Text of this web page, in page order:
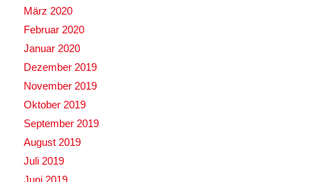
März 2020
Februar 2020
Januar 2020
Dezember 2019
November 2019
Oktober 2019
September 2019
August 2019
Juli 2019
Juni 2019